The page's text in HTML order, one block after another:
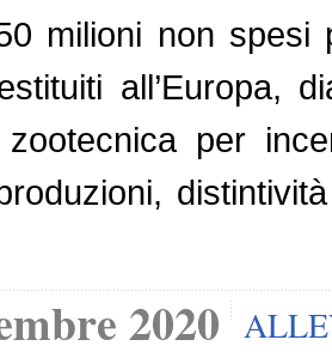
milioni non
all’Europa,
per
2020